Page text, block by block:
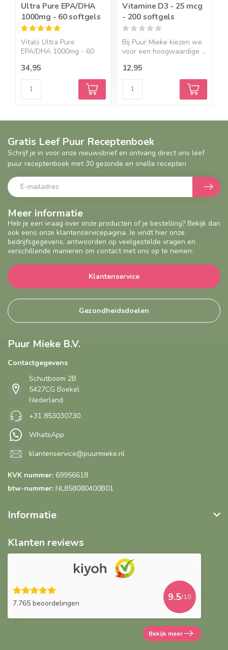
Ultra Pure EPA/DHA
1000mg - 60 softgels
Vitals Ultra Pure
EPA/DHA 1000mg - 60
34,95
Vitamine D3 - 25 mcg
- 200 softgels
Bij Puur Mieke kiezen we
voor een hoogwaardige ...
12,95
Meer informatie
Heb je een vraag over onze producten of je bestelling? Bekijk dan
ook eens onze klantenservicepagina. Je vindt hier onze
bedrijfsgegevens, antwoorden op veelgestelde vragen en
verschillende manieren om contact met ons op te nemen.
Klantenservice
Gezondheidsdoelen
Gratis Leef Puur Receptenboek
Schrijf je in voor onze nieuwsbrief en ontvang direct ons leef
puur receptenboek met 30 gezonde en snelle recepten
Puur Mieke B.V.
Contactgegevens
Schutboom 2B
5427CG Boekel
Nederland
+31 853030730
WhatsApp
klantenservice@puurmieke.nl
KVK nummer: 69956618
btw-nummer: NL858080400B01
Informatie
Klanten reviews
7.765 beoordelingen
9.5/10
Bekijk meer